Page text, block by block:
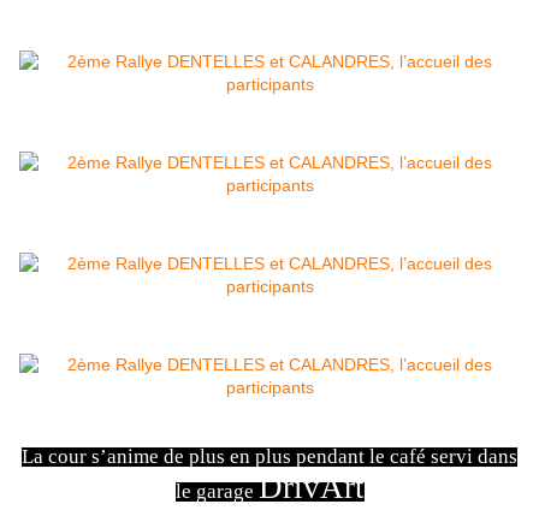
La cour s’anime de plus en plus pendant le café servi dans
le garage DrivArt